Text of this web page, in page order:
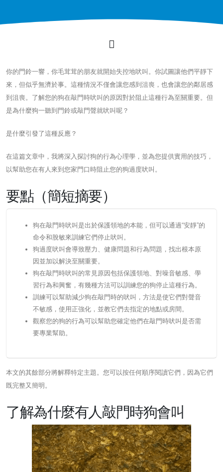
你的門鈴一響，你毛茸茸的朋友就開始失控地吠叫。你試圖讓他們平靜下
來，但似乎無濟於事。這種情況不僅會讓您感到沮喪，也會讓您的鄰居感
到沮喪。了解您的狗在敲門時吠叫的原因對於阻止這種行為至關重要。但
是為什麼狗一聽到門鈴或敲門聲就吠叫呢？
是什麼引發了這種反應？
在這篇文章中，我將深入探討狗的行為心理學，並為您提供實用的技巧，
以幫助您在有人來到您家門口時阻止您的狗過度吠叫。
要點（簡短摘要）
狗在敲門時吠叫是出於保護領地的本能，但可以通過“安靜”的
命令和脫敏來訓練它們停止吠叫。
狗過度吠叫會導致壓力、健康問題和行為問題，找出根本原
因並加以解決至關重要。
狗在敲門時吠叫的常見原因包括保護領地、對噪音敏感、學
習行為和興奮，有幾種方法可以訓練您的狗停止這種行為。
訓練可以幫助減少狗在敲門時的吠叫，方法是使它們對聲音
不敏感，使用正強化，並教它們去指定的地點或房間。
觀察您的狗的行為可以幫助您確定他們在敲門時吠叫是否需
要專業幫助。
本文的其餘部分將解釋特定主題。您可以按任何順序閱讀它們，因為它們
既完整又簡明。
了解為什麼有人敲門時狗會叫